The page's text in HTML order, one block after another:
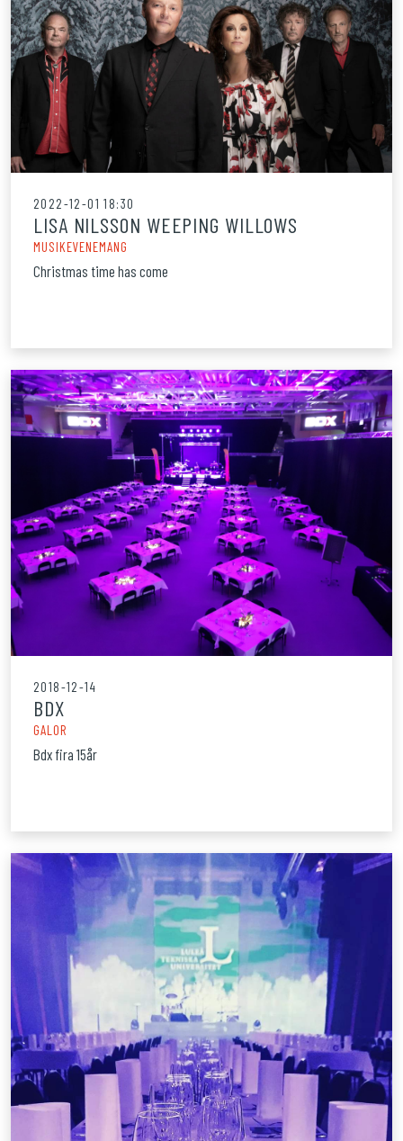
2022-12-01 18:30
LISA NILSSON WEEPING WILLOWS
MUSIKEVENEMANG
Christmas time has come
2018-12-14
BDX
GALOR
Bdx fira 15år